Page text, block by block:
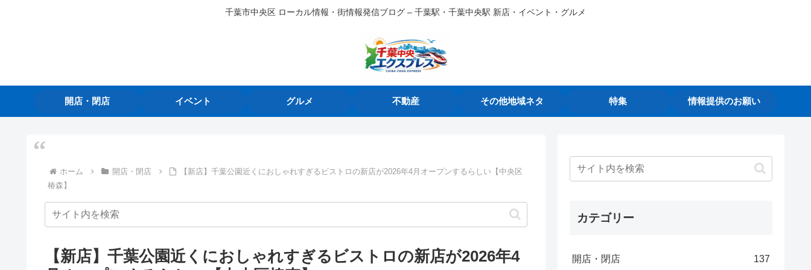
千葉市中央区 ローカル情報・街情報発信ブログ – 千葉駅・千葉中央駅 新店・イベント・グルメ
開店・閉店 イベント グルメ 不動産 その他地域ネタ 特集 情報提供のお願い
ホーム 開店・閉店
【新店】千葉公園近くにおしゃれすぎるビストロの新店が2026年4月オープンするらしい【中央区
椿森】
【新店】千葉公園近くにおしゃれすぎるビストロの新店が2026年4
カテゴリー
開店・閉店 137